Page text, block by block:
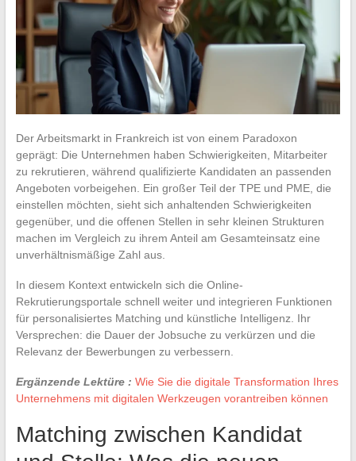
Der Arbeitsmarkt in Frankreich ist von einem Paradoxon
geprägt: Die Unternehmen haben Schwierigkeiten, Mitarbeiter
zu rekrutieren, während qualifizierte Kandidaten an passenden
Angeboten vorbeigehen. Ein großer Teil der TPE und PME, die
einstellen möchten, sieht sich anhaltenden Schwierigkeiten
gegenüber, und die offenen Stellen in sehr kleinen Strukturen
machen im Vergleich zu ihrem Anteil am Gesamteinsatz eine
unverhältnismäßige Zahl aus.
In diesem Kontext entwickeln sich die Online-
Rekrutierungsportale schnell weiter und integrieren Funktionen
für personalisiertes Matching und künstliche Intelligenz. Ihr
Versprechen: die Dauer der Jobsuche zu verkürzen und die
Relevanz der Bewerbungen zu verbessern.
Ergänzende Lektüre : Wie Sie die digitale Transformation Ihres
Unternehmens mit digitalen Werkzeugen vorantreiben können
Matching zwischen Kandidat